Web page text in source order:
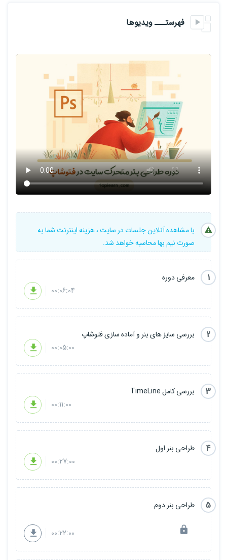
فهرستـــ ویدیوها
با مشاهده آنلاین جلسات در سایت ، هزینه اینترنت شما به
صورت نیم بها محاسبه خواهد شد.
1
معرفی دوره
00:06:04
2
بررسی سایز های بنر و آماده سازی فتوشاپ
00:05:00
3
بررسی کامل TimeLine
00:11:00
4
طراحی بنر اول
00:27:00
5 طراحی بنر دوم
00:22:00